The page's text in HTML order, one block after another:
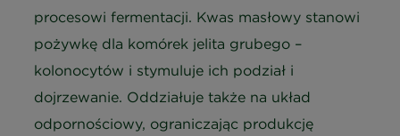
procesowi fermentacji. Kwas masłowy stanowi
pożywkę dla komórek jelita grubego –
kolonocytów i stymuluje ich podział i
dojrzewanie. Oddziałuje także na układ
odpornościowy, ograniczając produkcję